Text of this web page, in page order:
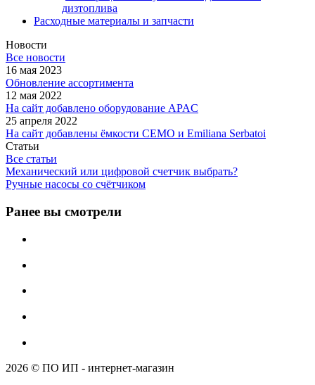
дизтоплива
Расходные материалы и запчасти
Новости
Все новости
16 мая 2023
Обновление ассортимента
12 мая 2022
На сайт добавлено оборудование APAC
25 апреля 2022
На сайт добавлены ёмкости CEMO и Emiliana Serbatoi
Статьи
Все статьи
Механический или цифровой счетчик выбрать?
Ручные насосы со счётчиком
Ранее вы смотрели
2026 © ПО ИП - интернет-магазин